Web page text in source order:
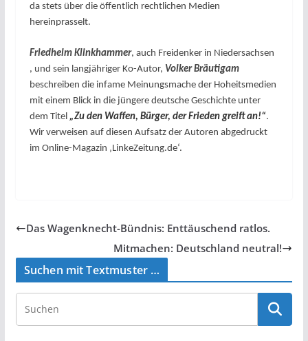
da stets über die öffentlich rechtlichen Medien
hereinprasselt.
Friedhelm Klinkhammer, auch Freidenker in Niedersachsen
, und sein langjähriger Ko-Autor, Volker Bräutigam
beschreiben die infame Meinungsmache der Hoheitsmedien
mit einem Blick in die jüngere deutsche Geschichte unter
dem Titel „Zu den Waffen, Bürger, der Frieden greift an!“.
Wir verweisen auf diesen Aufsatz der Autoren abgedruckt
im Online-Magazin ‚LinkeZeitung.de‘.
Das Wagenknecht-Bündnis: Enttäuschend ratlos.
Mitmachen: Deutschland neutral!
Suchen mit Textmuster …